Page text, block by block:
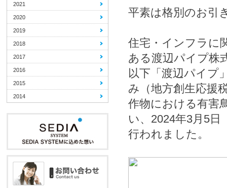
平素は格別のお引
住宅・インフラに
ある渡辺パイプ株
以下「渡辺パイプ
み（地方創生応援
作物における有害
い、2024年3月5日
行われました。
2021
2020
2019
2018
2017
2016
2015
2014